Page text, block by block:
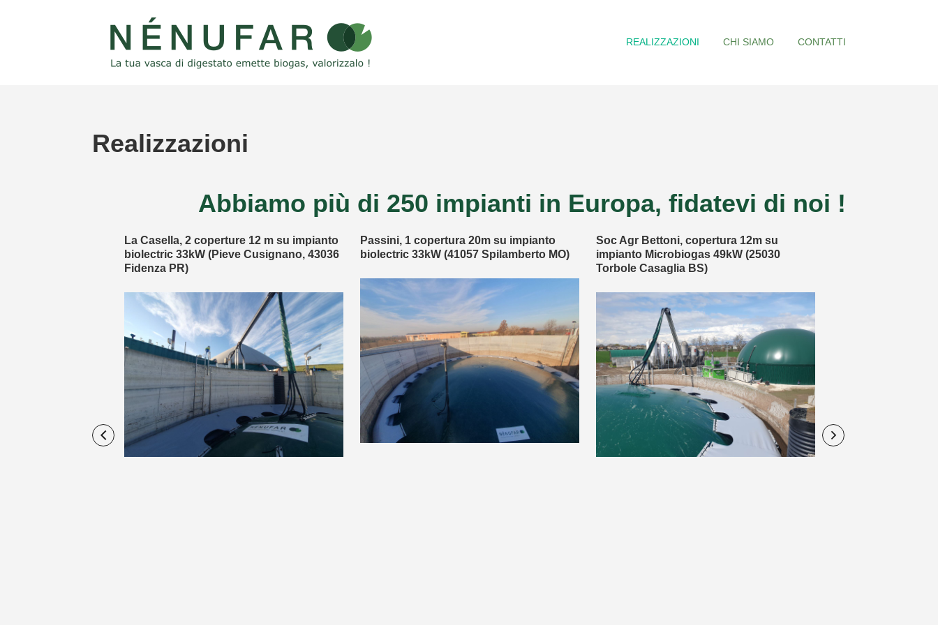
REALIZZAZIONI CHI SIAMO CONTATTI
Realizzazioni
Abbiamo più di 250 impianti in Europa, fidatevi di noi !
La Casella, 2 coperture 12 m su impianto
biolectric 33kW (Pieve Cusignano, 43036
Fidenza PR)
Passini, 1 copertura 20m su impianto
biolectric 33kW (41057 Spilamberto MO)
Soc Agr Bettoni, copertura 12m su
impianto Microbiogas 49kW (25030
Torbole Casaglia BS)